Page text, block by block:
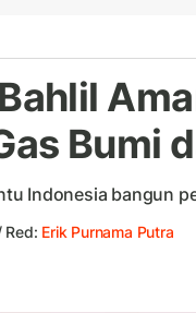
Bumi
Indonesia bangun
Red: Erik Purnama Putra